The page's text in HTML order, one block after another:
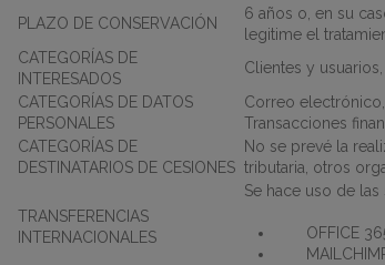
PLAZO DE CONSERVACIÓN
6 años o, en su
legitime el
CATEGORÍAS DE
INTERESADOS
Clientes y
CATEGORÍAS DE DATOS
PERSONALES
Correo
Transacciones
CATEGORÍAS DE
DESTINATARIOS DE CESIONES
No se prevé la
tributaria, otros
TRANSFERENCIAS
INTERNACIONALES
Se hace uso de
OFFICE